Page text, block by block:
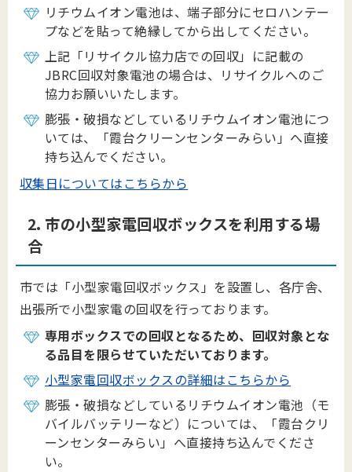
リチウムイオン電池は、端子部分にセロハンテー
プなどを貼って絶縁してから出してください。
上記「リサイクル協力店での回収」に記載の
JBRC回収対象電池の場合は、リサイクルへのご
協力お願いいたします。
膨張・破損などしているリチウムイオン電池につ
いては、「霞台クリーンセンターみらい」へ直接
持ち込んでください。
収集日についてはこちらから
2. 市の小型家電回収ボックスを利用する場
合
市では「小型家電回収ボックス」を設置し、各庁舎、
出張所で小型家電の回収を行っております。
専用ボックスでの回収となるため、回収対象とな
る品目を限らせていただいております。
小型家電回収ボックスの詳細はこちらから
膨張・破損などしているリチウムイオン電池（モ
バイルバッテリーなど）については、「霞台クリ
ーンセンターみらい」へ直接持ち込んでくださ
い。